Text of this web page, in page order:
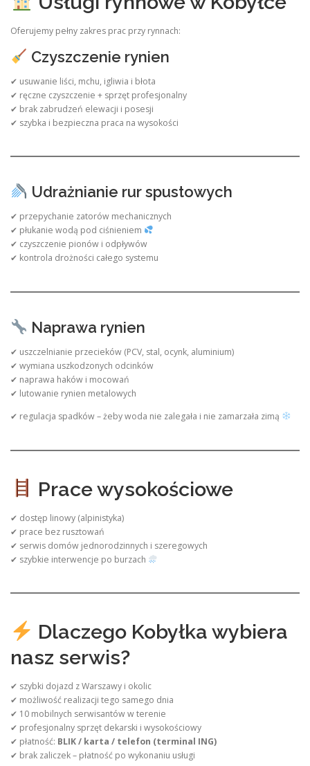
Oferujemy pełny zakres prac przy rynnach:
Czyszczenie rynien
✔ usuwanie liści, mchu, igliwia i błota
✔ ręczne czyszczenie + sprzęt profesjonalny
✔ brak zabrudzeń elewacji i posesji
✔ szybka i bezpieczna praca na wysokości
Udrażnianie rur spustowych
✔ przepychanie zatorów mechanicznych
✔ płukanie wodą pod ciśnieniem
✔ czyszczenie pionów i odpływów
✔ kontrola drożności całego systemu
Naprawa rynien
✔ uszczelnianie przecieków (PCV, stal, ocynk, aluminium)
✔ wymiana uszkodzonych odcinków
✔ naprawa haków i mocowań
✔ lutowanie rynien metalowych
✔ regulacja spadków – żeby woda nie zalegała i nie zamarzała zimą
Prace wysokościowe
✔ dostęp linowy (alpinistyka)
✔ prace bez rusztowań
✔ serwis domów jednorodzinnych i szeregowych
✔ szybkie interwencje po burzach
Dlaczego Kobyłka wybiera
nasz serwis?
✔ szybki dojazd z Warszawy i okolic
✔ możliwość realizacji tego samego dnia
✔ 10 mobilnych serwisantów w terenie
✔ profesjonalny sprzęt dekarski i wysokościowy
✔ płatność: BLIK / karta / telefon (terminal ING)
✔ brak zaliczek – płatność po wykonaniu usługi